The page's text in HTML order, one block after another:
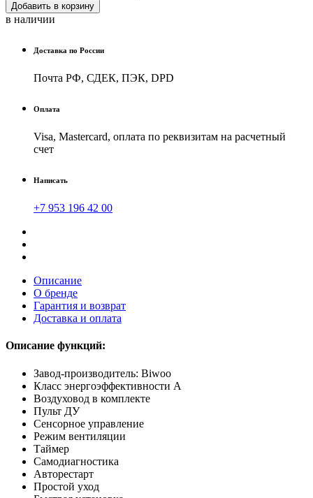
Добавить в корзину
в наличии
Доставка по России
Почта РФ, СДЕК, ПЭК, DPD
Оплата
Visa, Mastercard, оплата по реквизитам на расчетный
счет
Написать
+7 953 196 42 00
Описание
О бренде
Гарантия и возврат
Доставка и оплата
Описание функций:
Завод-производитель: Biwoo
Класс энергоэффективности А
Воздуховод в комплекте
Пульт ДУ
Сенсорное управление
Режим вентиляции
Таймер
Самодиагностика
Авторестарт
Простой уход